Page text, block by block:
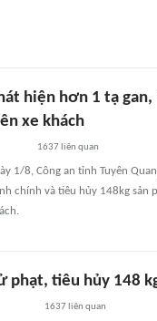
hiện hơn 1 tạ
xe khách
1637liên quan
1/8, Công an tỉnh Tuyên
chính và tiêu hủy 148kg sản
phạt, tiêu hủy 148
1637liên quan